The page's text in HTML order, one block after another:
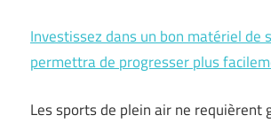
Investissez dans un bon matériel de
permettra de progresser plus
Les sports de plein air ne requièrent